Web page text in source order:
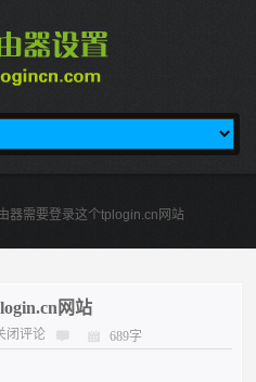
器需要登录这个tplogin.cn网站
网站
闭评论 689字